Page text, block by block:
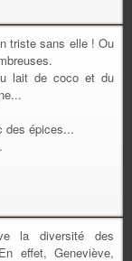
triste sans elle ! Ou
lait de coco et du
des épices...
la diversité des
effet, Geneviève,